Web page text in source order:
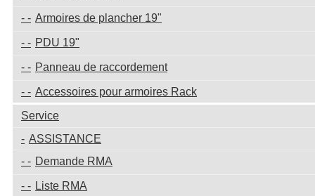
Armoires de plancher 19"
PDU 19"
Panneau de raccordement
Accessoires pour armoires Rack
Service
ASSISTANCE
Demande RMA
Liste RMA